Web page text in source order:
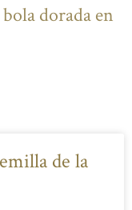
dorada en
de la